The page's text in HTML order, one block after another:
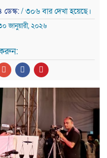
/ ৩০৬ বার দেখা হয়েছে।
জানুয়ারী, ২০২৬